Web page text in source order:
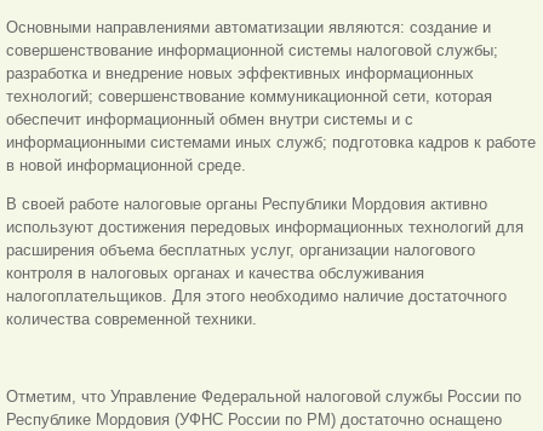
Основными направлениями автоматизации являются: создание и
совершенствование информационной системы налоговой службы;
разработка и внедрение новых эффективных информационных
технологий; совершенствование коммуникационной сети, которая
обеспечит информационный обмен внутри системы и с
информационными системами иных служб; подготовка кадров к работе
в новой информационной среде.
В своей работе налоговые органы Республики Мордовия активно
используют достижения передовых информационных технологий для
расширения объема бесплатных услуг, организации налогового
контроля в налоговых органах и качества обслуживания
налогоплательщиков. Для этого необходимо наличие достаточного
количества современной техники.
Отметим, что Управление Федеральной налоговой службы России по
Республике Мордовия (УФНС России по РМ) достаточно оснащено